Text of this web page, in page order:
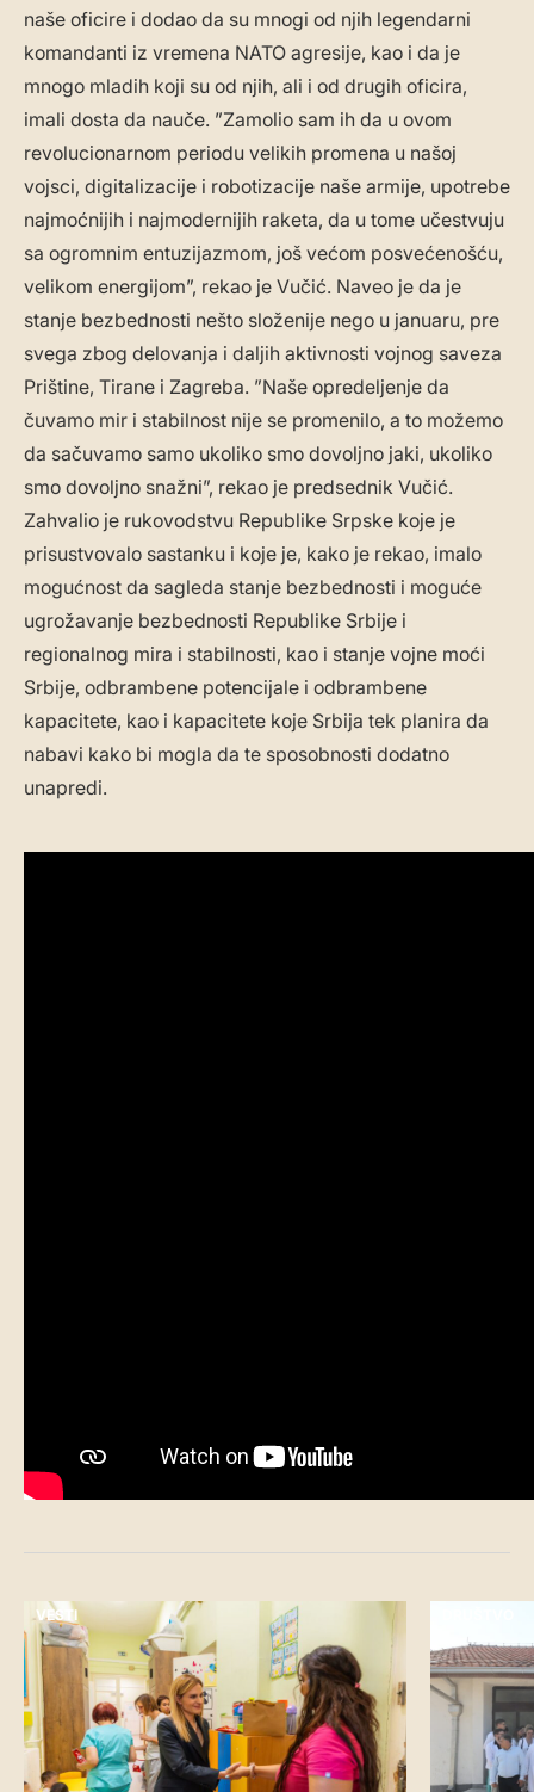
naše oficire i dodao da su mnogi od njih legendarni
komandanti iz vremena NATO agresije, kao i da je
mnogo mladih koji su od njih, ali i od drugih oficira,
imali dosta da nauče. ”Zamolio sam ih da u ovom
revolucionarnom periodu velikih promena u našoj
vojsci, digitalizacije i robotizacije naše armije, upotrebe
najmoćnijih i najmodernijih raketa, da u tome učestvuju
sa ogromnim entuzijazmom, još većom posvećenošću,
velikom energijom”, rekao je Vučić. Naveo je da je
stanje bezbednosti nešto složenije nego u januaru, pre
svega zbog delovanja i daljih aktivnosti vojnog saveza
Prištine, Tirane i Zagreba. ”Naše opredeljenje da
čuvamo mir i stabilnost nije se promenilo, a to možemo
da sačuvamo samo ukoliko smo dovoljno jaki, ukoliko
smo dovoljno snažni”, rekao je predsednik Vučić.
Zahvalio je rukovodstvu Republike Srpske koje je
prisustvovalo sastanku i koje je, kako je rekao, imalo
mogućnost da sagleda stanje bezbednosti i moguće
ugrožavanje bezbednosti Republike Srbije i
regionalnog mira i stabilnosti, kao i stanje vojne moći
Srbije, odbrambene potencijale i odbrambene
kapacitete, kao i kapacitete koje Srbija tek planira da
nabavi kako bi mogla da te sposobnosti dodatno
unapredi.
VESTI